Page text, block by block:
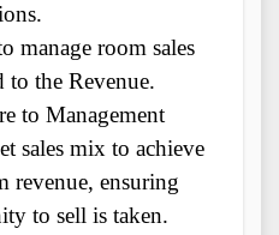
manage room sales
to the Revenue.
to Management
sales mix to achieve
revenue, ensuring
to sell is taken.